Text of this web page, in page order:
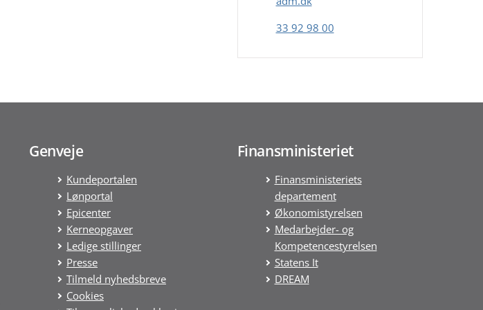
33 92 98 00
Genveje
Kundeportalen
Lønportal
Epicenter
Kerneopgaver
Ledige stillinger
Presse
Tilmeld nyhedsbreve
Cookies
Finansministeriet
Finansministeriets
departement
Økonomistyrelsen
Medarbejder- og
Kompetencestyrelsen
Statens It
DREAM